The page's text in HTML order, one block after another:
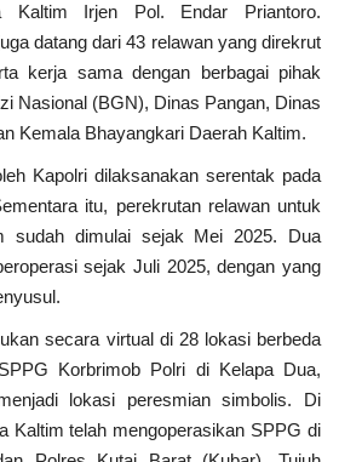
Kaltim Irjen Pol. Endar Priantoro.
datang dari 43 relawan yang direkrut
kerja sama dengan berbagai pihak
Nasional (BGN), Dinas Pangan, Dinas
Kemala Bhayangkari Daerah Kaltim.
Kapolri dilaksanakan serentak pada
itu, perekrutan relawan untuk
sudah dimulai sejak Mei 2025. Dua
sejak Juli 2025, dengan yang
secara virtual di 28 lokasi berbeda
Korbrimob Polri di Kelapa Dua,
lokasi peresmian simbolis. Di
Kaltim telah mengoperasikan SPPG di